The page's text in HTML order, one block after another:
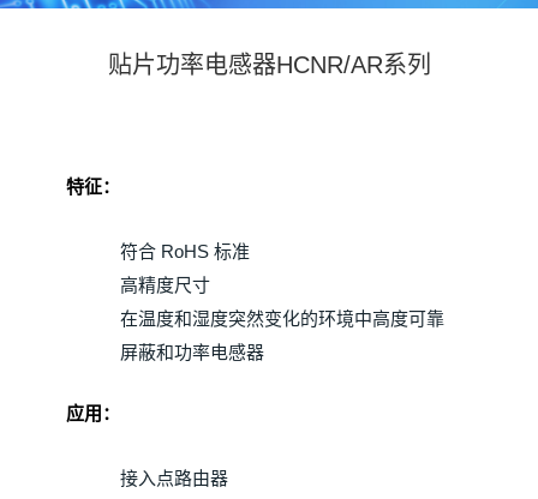
贴片功率电感器HCNR/AR系列
特征：
符合 RoHS 标准
高精度尺寸
在温度和湿度突然变化的环境中高度可靠
屏蔽和功率电感器
应用：
接入点路由器